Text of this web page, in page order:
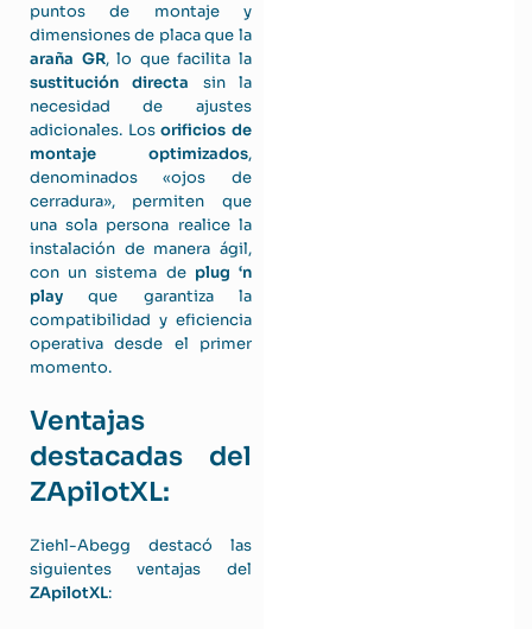
puntos de montaje y
dimensiones de placa que la
araña GR, lo que facilita la
sustitución directa sin la
necesidad de ajustes
adicionales. Losorificios de
montaje optimizados,
denominados «ojos de
cerradura», permiten que
una sola persona realice la
instalación de manera ágil,
con un sistema de plug ‘n
play que garantiza la
compatibilidad y eficiencia
operativa desde el primer
momento.
Ventajas
destacadas del
ZApilotXL:
Ziehl-Abegg destacó las
siguientes ventajas del
ZApilotXL: